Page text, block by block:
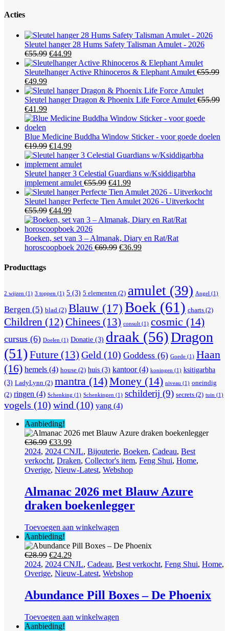
Acties
Sleutel hanger 28 Hums Safety Talisman Amulet - 2026
€55.99 Oorspronkelijke
prijs
was:
€44.99Huidige
prijs
is:
Sleutelhanger Active Rhinoceros & Elephant Amulet €55.99
Oorspronkelijke
prijs
was:
€55.99.
€49.99Huidige
prijs
is:
€49.99.
Sleutel hanger Dragon & Phoenix Life Force Amulet €55.99
Oorspronkelijke
prijs
was:
€55.99.
€41.99Huidige
prijs
€41.99.
Blue Medicine Buddha Window Sticker - voor goede doelen
€19.99 Oorspronkelijke
prijs
was:
€19.99.
€14.99Huidige
prijs
is:
€14.99.
Sleutel hanger 3 Celestial Guardians w/Ksiddigarbha
implement amulet €55.99 Oorspronkelijke
prijs
was:
€41.99Huidige
prijs
is:
Sleutel hanger Perfecte Tien Amulet 2026 - Uitverkocht
€55.99 Oorspronkelijke
prijs
was:
€55.99.
€44.99Huidige
prijs
is:
€44.99.
Boeken, set van 3 – Almanak, Diary en Rat/Rat
horoscoopboek 2026 €69.99 Oorspronkelijke
€36.99Huidige
Producttags
2 wijzen (1) 3 toppen (1) 5 (3) 5 elementen (2) amulet (39) Angel (1)
Bergen (5) blad (2) Blauw (17) Boek (61) charts (2)
Children (12) Chinees (13) consult (1) cosmic (14)
cursus (6) Doelen (1) Donatie (3) draak (56)Dragon
(51) Future (13) Geld (10) Goddess (6) Goede (1) Haan
(16) hemels (4) house (2) huis (3) kantoor(4) koningen (1) ksitigarbha
(3) LadyLynn (2) mantra (14)Money (14) niveau (1) oneindig
(2) ringen (4) Schenking (1) Schenkingen (1) schilderij (9) secrets (2) tuin (1)
vogels (10) wind (10) yang (4)
Aanbieding!
€36.99 Oorspronkelijke
prijs
was:
€36.99.
€33.99Huidige
prijs
is:
€33.99.
2024, 2024 CNJL, Bijouterie, Boeken, Cadeau, Best
verkocht, Draken, Collector's item, Feng Shui, Home,
Overige, Nieuw-Latest, Webshop
Almanac 2026 met Blauw Azure
draken boekenlegger
Toevoegen aan winkelwagen
Aanbieding!
€28.99 Oorspronkelijke
prijs
was:
€24.29Huidige
prijs
is:
2024, 2024 CNJL, Cadeau, Best verkocht, Feng Shui, Home,
Overige, Nieuw-Latest, Webshop
Abundance Pill Boxes – De Phoenix
Toevoegen aan winkelwagen
Aanbieding!